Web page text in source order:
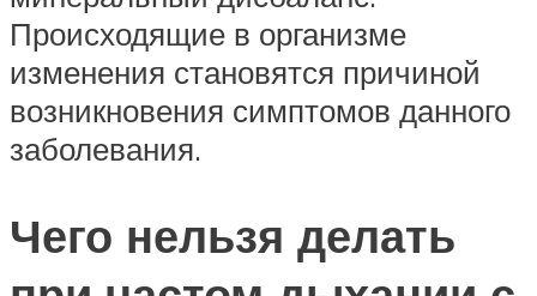
Происходящие в организме
изменения становятся причиной
возникновения симптомов данного
заболевания.
Чего нельзя делать